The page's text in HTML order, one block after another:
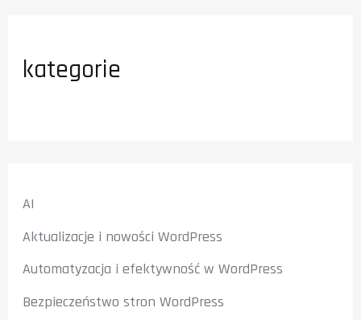
kategorie
AI
Aktualizacje i nowości WordPress
Automatyzacja i efektywność w WordPress
Bezpieczeństwo stron WordPress